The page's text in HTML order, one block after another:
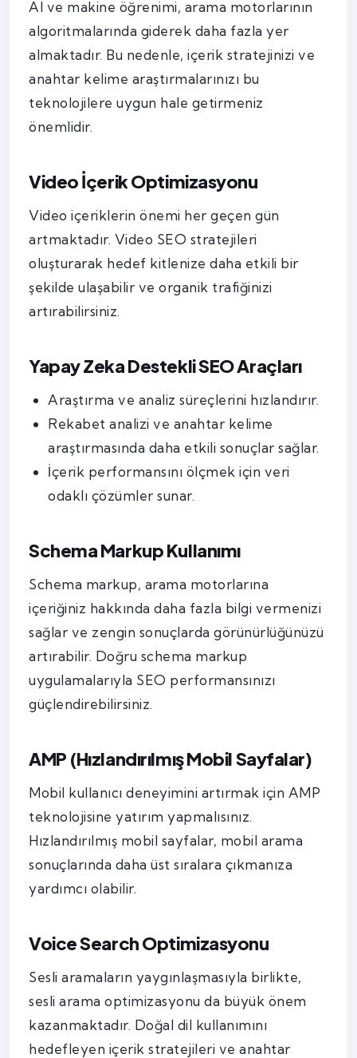
AI ve makine öğrenimi, arama motorlarının
algoritmalarında giderek daha fazla yer
almaktadır. Bu nedenle, içerik stratejinizi ve
anahtar kelime araştırmalarınızı bu
teknolojilere uygun hale getirmeniz
önemlidir.
Video İçerik Optimizasyonu
Video içeriklerin önemi her geçen gün
artmaktadır. Video SEO stratejileri
oluşturarak hedef kitlenize daha etkili bir
şekilde ulaşabilir ve organik trafiğinizi
artırabilirsiniz.
Yapay Zeka Destekli SEO Araçları
Araştırma ve analiz süreçlerini hızlandırır.
Rekabet analizi ve anahtar kelime
araştırmasında daha etkili sonuçlar sağlar.
İçerik performansını ölçmek için veri
odaklı çözümler sunar.
Schema Markup Kullanımı
Schema markup, arama motorlarına
içeriğiniz hakkında daha fazla bilgi vermenizi
sağlar ve zengin sonuçlarda görünürlüğünüzü
artırabilir. Doğru schema markup
uygulamalarıyla SEO performansınızı
güçlendirebilirsiniz.
AMP (Hızlandırılmış Mobil Sayfalar)
Mobil kullanıcı deneyimini artırmak için AMP
teknolojisine yatırım yapmalısınız.
Hızlandırılmış mobil sayfalar, mobil arama
sonuçlarında daha üst sıralara çıkmanıza
yardımcı olabilir.
Voice Search Optimizasyonu
Sesli aramaların yaygınlaşmasıyla birlikte,
sesli arama optimizasyonu da büyük önem
kazanmaktadır. Doğal dil kullanımını
hedefleyen içerik stratejileri ve anahtar